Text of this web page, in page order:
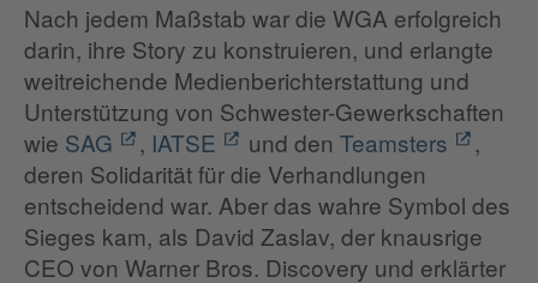
Nach jedem Maßstab war die WGA erfolgreich
darin, ihre Story zu konstruieren, und erlangte
weitreichende Medienberichterstattung und
Unterstützung von Schwester-Gewerkschaften
wie SAG , IATSE und denTeamsters
,
deren Solidarität für die Verhandlungen
entscheidend war. Aber das wahre Symbol des
Sieges kam, als David Zaslav, der knausrige
CEO von Warner Bros. Discovery und erklärter